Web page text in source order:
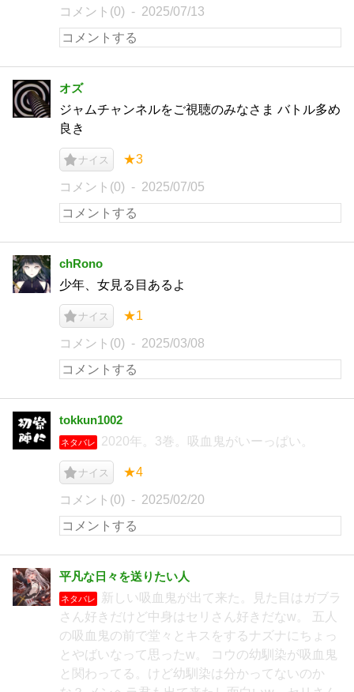
コメント(0) 2025/07/13
オズ
ジャムチャンネルをご視聴のみなさま バトル多め
良き
ナイス ★3
コメント(0) 2025/07/05
chRono
少年、女見る目あるよ
ナイス ★1
コメント(0) 2025/03/08
tokkun1002
ネタバレ 2020年。3巻。吸血鬼がいーっぱい。
ナイス ★4
コメント(0) 2025/02/20
平凡な日々を送りたい人
ネタバレ
新しい吸血鬼が出て来た。見た目はガブラ
さん好きだけど中身はセリさん好きだなw。 五人
の吸血鬼の前で堂々とキスをするナズナにちょっ
とやばいなって思ったw。 コウの幼馴染が吸血鬼
と関わってる。けど幼馴染は分かってないのか